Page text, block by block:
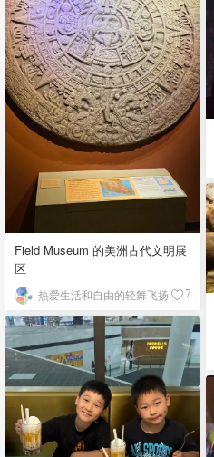
Field Museum 的美洲古代文明展
区
热爱生活和自由的轻舞飞扬 7